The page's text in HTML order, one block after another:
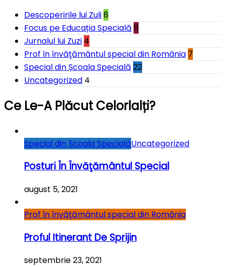
Descoperirile lui Zuli8
Focus pe Educația Specială 11
Jurnalul lui Zuzi 4
Prof în învăţământul special din România 7
Special din Școala Specială 22
Uncategorized 4
Ce Le-A Plăcut Celorlalți?
Special din Școala SpecialăUncategorized
Posturi În Învăţământul Special
august 5, 2021
Prof în învăţământul special din România
Proful Itinerant De Sprijin
septembrie 23, 2021